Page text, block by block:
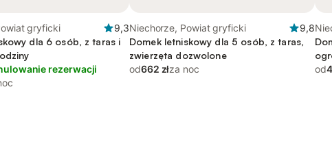
gryficki
9,3
dla 6 osób, z taras i
rezerwacji
Niechorze, Powiat gryficki
9,8
Domek letniskowy dla 5 osób, z taras,
zwierzęta dozwolone
od662 złza noc
od